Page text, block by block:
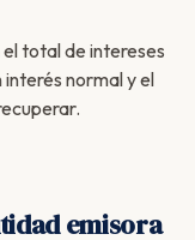
total de intereses
normal y el
emisora